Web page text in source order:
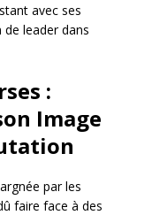
avec ses
leader dans
:
Image
par les
faire face à des